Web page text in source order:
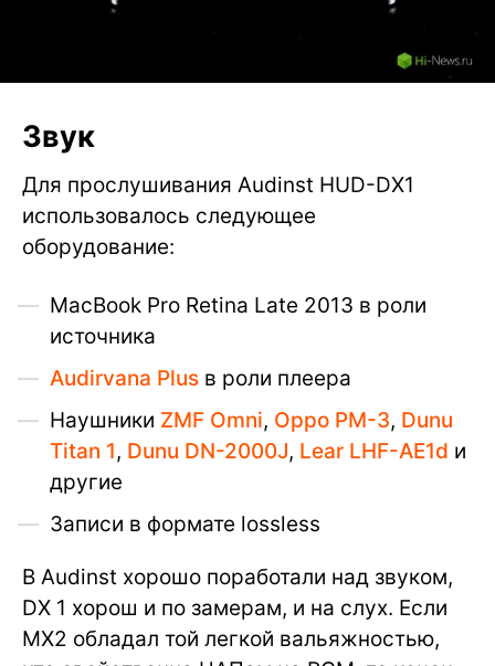
Звук
Для прослушивания Audinst HUD-DX1
использовалось следующее
оборудование:
MacBook Pro Retina Late 2013 в роли
источника
Audirvana Plus в роли плеера
Наушники ZMF Omni, Oppo PM-3, Dunu
Titan 1, Dunu DN-2000J, Lear LHF-AE1d и
другие
Записи в формате lossless
В Audinst хорошо поработали над звуком,
DX 1 хорош и по замерам, и на слух. Если
MX2 обладал той легкой вальяжностью,